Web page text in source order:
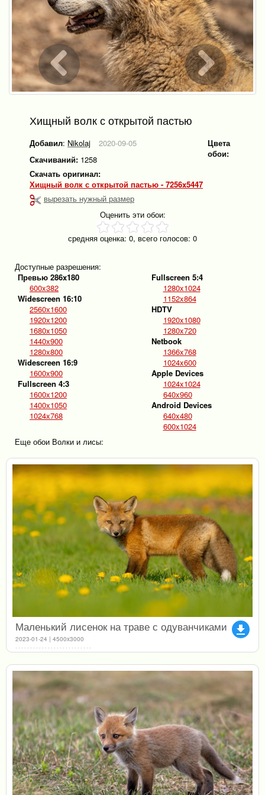
Хищный волк с открытой пастью
Добавил: Nikolaj
2020-09-05
Скачиваний: 1258
Скачать оригинал:
Хищный волк с открытой пастью - 7256x5447
вырезать нужный размер
Цвета
обои:
Оценить эти обои:
средняя оценка: 0, всего голосов: 0
Доступные разрешения:
Превью 286x180
600x382
Widescreen 16:10
2560x1600
1920x1200
1680x1050
1440x900
1280x800
Widescreen 16:9
1600x900
Fullscreen 4:3
1600x1200
1400x1050
1024x768
Fullscreen 5:4
1280x1024
1152x864
HDTV
1920x1080
1280x720
Netbook
1366x768
1024x600
Apple Devices
1024x1024
640x960
Android Devices
640x480
600x1024
Еще обои Волки и лисы:
file_download
Маленький лисенок на траве с одуванчиками
2023-01-24 | 4500x3000